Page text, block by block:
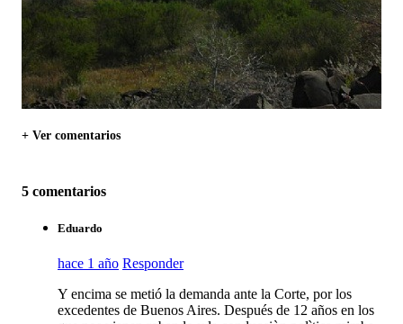
+ Ver comentarios
5 comentarios
Eduardo
hace 1 año Responder
Y encima se metió la demanda ante la Corte, por los
excedentes de Buenos Aires. Después de 12 años en los